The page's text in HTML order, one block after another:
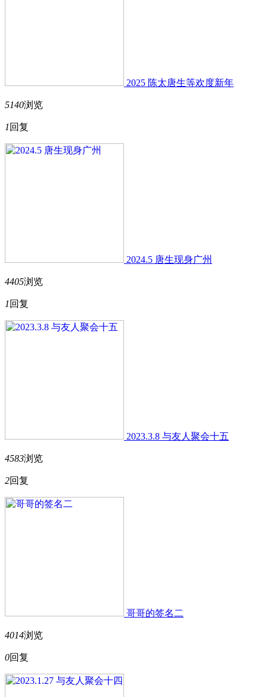
2025 陈太唐生等欢度新年
5140浏览
1 回复
2024.5 唐生现身广州
4405浏览
1 回复
2023.3.8 与友人聚会十五
4583浏览
2回复
哥哥的签名二
4014浏览
0回复